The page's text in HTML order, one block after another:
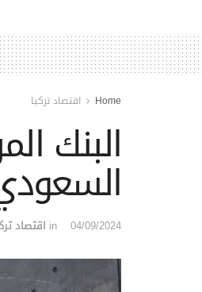
Home اقتصاد تركيا
البنك
04/09/2024
in اقتصاد